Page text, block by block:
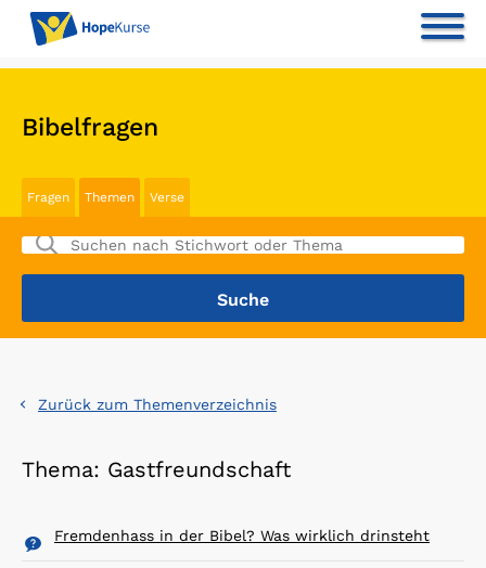
Bibelfragen
Fragen Themen Verse
Zurück zum Themenverzeichnis
Thema: Gastfreundschaft
Fremdenhass in der Bibel? Was wirklich drinsteht